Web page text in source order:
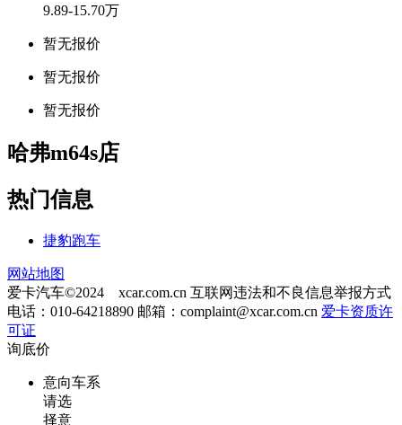
9.89-15.70万
暂无报价
暂无报价
暂无报价
哈弗m64s店
热门信息
捷豹跑车
网站地图
爱卡汽车©2024 xcar.com.cn 互联网违法和不良信息举报方式
电话：010-64218890 邮箱： complaint@xcar.com.cn 爱卡资质许
可证
询底价
意向车系
请选
择意